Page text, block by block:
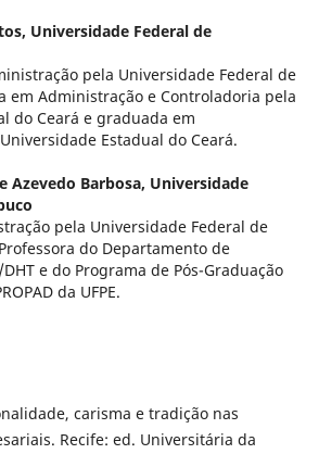
Universidade Federal de
pela Universidade Federal de
em Administração e Controladoria pela
do Ceará e graduada em
Estadual do Ceará.
Azevedo Barbosa, Universidade
pela Universidade Federal de
do Departamento de
e do Programa de Pós-Graduação
da UFPE.
carisma e tradição nas
Recife: ed. Universitária da